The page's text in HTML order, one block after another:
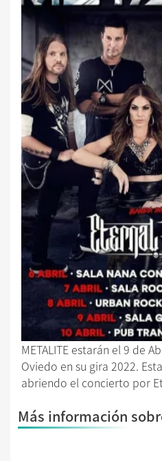
METALITE estarán el 9 de
Oviedo en su gira 2022.
abriendo el concierto por
Más información